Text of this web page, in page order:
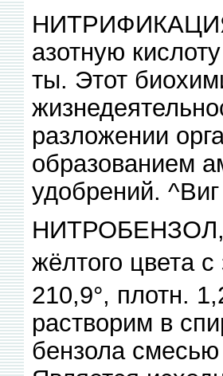
азотную
ты. Этот
разложении
образованием
удобрений. ^Виг
НИТРОБЕНЗОЛ,
жёлтого цвета
210,9°, плотн.
растворим в
бензола смесью